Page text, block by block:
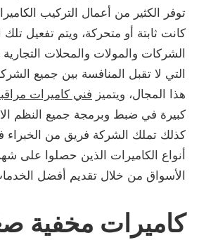
توفر الكثير من أعمال التركيب
كانت ثابتة أو متحركة، ويتم تفعيل
الشركات والمولات والمحلات
التي لا تقبل المنافسة بين جميع
هذا المجال، ويتميز فني كاميرات
كبيرة في ضبط وبرمجة جميع النظم
كذلك تملك الشركة فريق من
أنواع الكاميرات الذين حصلوا على
الأسواق من خلال تقديم أفضل
كاميرات مخفية